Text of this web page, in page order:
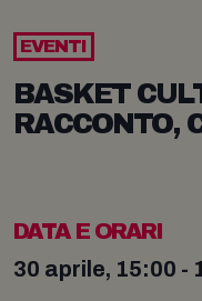
EVENTI
BASKET
RACCONTO,
DATA E ORARI
30 aprile, 15:00 -